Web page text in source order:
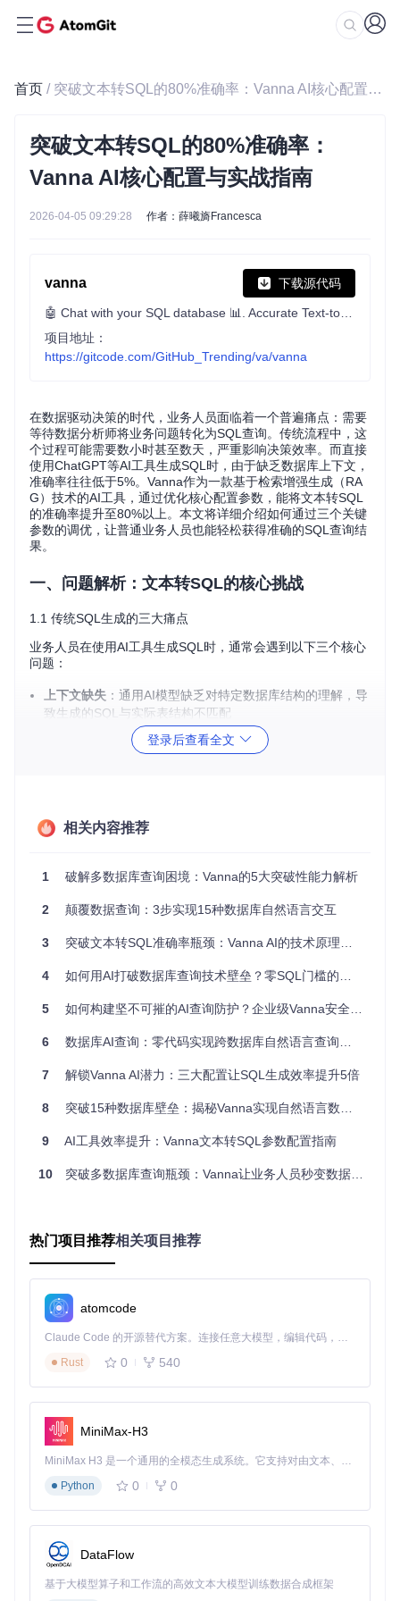
首页 / 突破文本转SQL的80%准确率：Vanna AI核心配置与实战指南
突破文本转SQL的80%准确率：
Vanna AI核心配置与实战指南
2026-04-05 09:29:28 作者：薛曦旖Francesca
vanna 下载源代码
项目地址：
https://gitcode.com/GitHub_Trending/va/vanna
在数据驱动决策的时代，业务人员面临着一个普遍痛点：需要
等待数据分析师将业务问题转化为SQL查询。传统流程中，这
个过程可能需要数小时甚至数天，严重影响决策效率。而直接
使用ChatGPT等AI工具生成SQL时，由于缺乏数据库上下文，
准确率往往低于5%。Vanna作为一款基于检索增强生成（RA
G）技术的AI工具，通过优化核心配置参数，能将文本转SQL
的准确率提升至80%以上。本文将详细介绍如何通过三个关键
参数的调优，让普通业务人员也能轻松获得准确的SQL查询结
果。
一、问题解析：文本转SQL的核心挑战
1.1 传统SQL生成的三大痛点
业务人员在使用AI工具生成SQL时，通常会遇到以下三个核心
问题：
上下文缺失 ：通用AI模型缺乏对特定数据库结构的理解，导
致生成的SQL与实际表结构不匹配
：简单提示工程下，SQL生成准确率通常低于
10%，无法直接用于生产环境
Vanna AI通过检索增强生成（RAG）技术，构建了一套完整的
生成与执行系统。
该架构的核心优势在于：
支持多种LLM模型灵活切换
内置SQL执行和结果可视化工具
试"的过程：
资料收集：系统首先学习数据库模式和历史SQL示例（相
资料检索：从知识库中查找相关的表结构和SQL示例（相
当于查阅参考资料）
答案生成：结合检索到的上下文生成准确SQL（相当于结
合资料作答）
定数据库结构匹配的SQL查询。
Vanna的SQL生成质量主要由三个核心参数控制，它们的作用
类似于烹饪中的"火候、食材和调料"：
temperature（温度）
大小，决定SQL的"熟度"
model（模型选择）：选择合适的LLM模型，如同挑选食
型，如同添加调料，提升SQL的针对性
这三个参数相互配合，共同决定最终SQL的准确性和适用性。
登录后查看全文
相关内容推荐
1 破解多数据库查询困境：Vanna的5大突破性能力解析
2 颠覆数据查询：3步实现15种数据库自然语言交互
3 突破文本转SQL准确率瓶颈：Vanna AI的技术原理与行业实践
4 如何用AI打破数据库查询技术壁垒？零SQL门槛的自然语言数据库查询解决方案
5 如何构建坚不可摧的AI查询防护？企业级Vanna安全部署全景指南
6 数据库AI查询：零代码实现跨数据库自然语言查询的技术突破
7 解锁Vanna AI潜力：三大配置让SQL生成效率提升5倍
8 突破15种数据库壁垒：揭秘Vanna实现自然语言数据查询的技术内幕
9 AI工具效率提升：Vanna文本转SQL参数配置指南
10 突破多数据库查询瓶颈：Vanna让业务人员秒变数据分析师的AI工具
热门项目推荐相关项目推荐
atomcode
Claude Code 的开源替代方案。连接任意大模型，编辑代码，运行命令，自动验证 — 全自动执行。用 Rust 构建，极致性能。 ｜ An open-source alternative to Claude Code. Connect any LLM, edit code, run commands, and verify changes — autonomously. Built in Rust for speed. Get Started
Rust
0 540
MiniMax-H3
MiniMax H3 是一个通用的全模态生成系统。它支持对由文本、图像、视频和音频组成的多模态上下文进行统一理解，并能生成分辨率高达 2K、时长可达 15 秒的带原生立体声音频的视频。得益于面向任务泛化的系统设计，H3 在预训练阶段就已具备广泛的多模态上下文理解与生成能力，能够出色地执行复杂的多模态指令。
Python
0 0
DataFlow
基于大模型算子和工作流的高效文本大模型训练数据合成框架